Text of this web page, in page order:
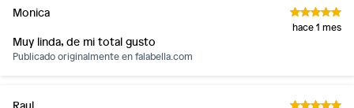
Monica
hace 1 mes
Muy linda, de mi total gusto
Publicado originalmente enfalabella.com